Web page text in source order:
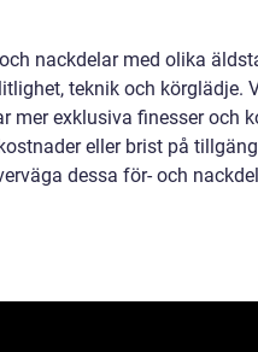
nackdelar med olika
teknik och körglädje.
mer exklusiva finesser och
eller brist på
dessa för- och